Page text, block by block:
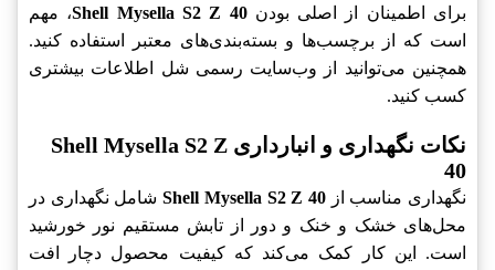
برای اطمینان از اصلی بودنShell Mysella S2 Z 40، مهم
است که از برچسب‌ها و بسته‌بندی‌های معتبر استفاده کنید.
همچنین می‌توانید از وب‌سایت رسمی شل اطلاعات بیشتری
کسب کنید.
نکات نگهداری و انبارداری Shell Mysella S2 Z
40
نگهداری مناسب ازShell Mysella S2 Z 40شامل نگهداری در
محل‌های خشک و خنک و دور از تابش مستقیم نور خورشید
است. این کار کمک می‌کند که کیفیت محصول دچار افت